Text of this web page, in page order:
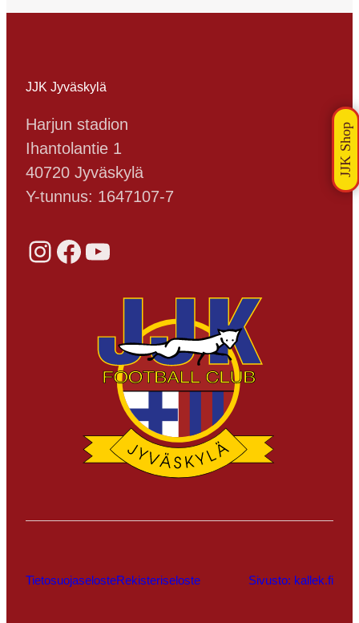
JJK Jyväskylä
Harjun stadion
Ihantolantie 1
40720 Jyväskylä
Y-tunnus: 1647107-7
Instagram Facebook YouTube
TietosuojaselosteRekisteriseloste Sivusto: kallek.fi